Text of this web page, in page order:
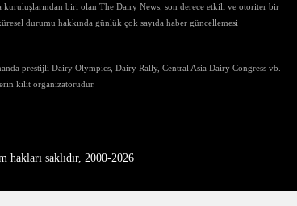
kuruluşlarından biri olan The Dairy News, son derece etkili ve otoriter bir
durumu hakkında günlük çok sayıda haber güncellemesi
prestijli Dairy Olympics, Dairy Rally, Central Asia Dairy Congress vb.
kilit organizatörüdür.
hakları saklıdır, 2000-2026